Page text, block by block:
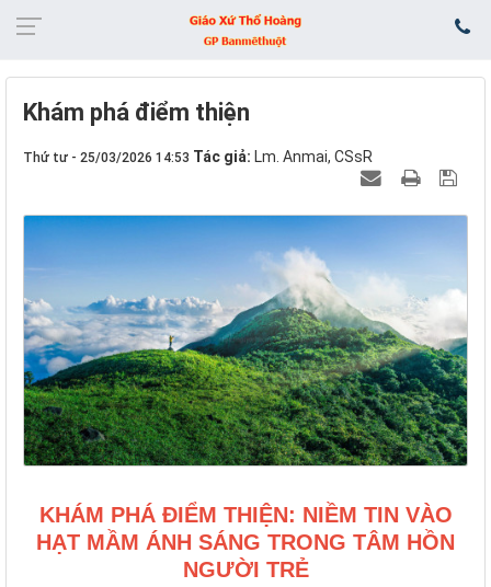
Khám phá điểm thiện
Thứ tư - 25/03/2026 14:53 Tác giả: Lm. Anmai, CSsR
KHÁM PHÁ ĐIỂM THIỆN: NIỀM TIN VÀO
HẠT MẦM ÁNH SÁNG TRONG TÂM HỒN
NGƯỜI TRẺ